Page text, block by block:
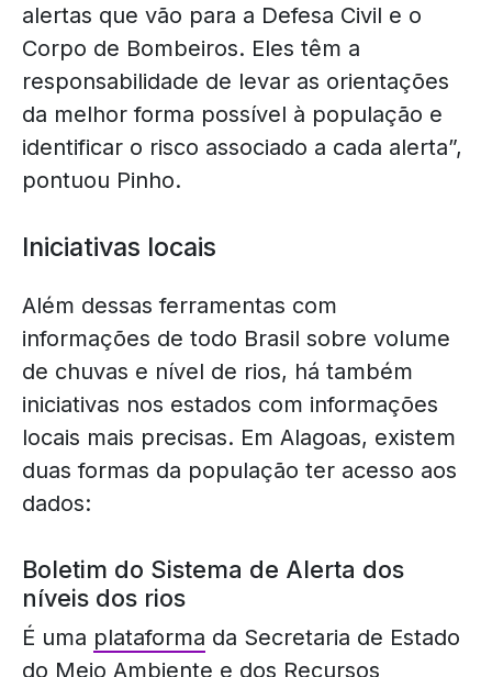
alertas que vão para a Defesa Civil e o
Corpo de Bombeiros. Eles têm a
responsabilidade de levar as orientações
da melhor forma possível à população e
identificar o risco associado a cada alerta”,
pontuou Pinho.
Iniciativas locais
Além dessas ferramentas com
informações de todo Brasil sobre volume
de chuvas e nível de rios, há também
iniciativas nos estados com informações
locais mais precisas. Em Alagoas, existem
duas formas da população ter acesso aos
dados:
Boletim do Sistema de Alerta dos
níveis dos rios
É uma plataforma da Secretaria de Estado
do Meio Ambiente e dos Recursos